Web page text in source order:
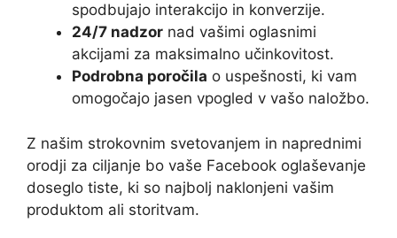
spodbujajo interakcijo in konverzije.
24/7 nadzor nad vašimi oglasnimi
akcijami za maksimalno učinkovitost.
Podrobna poročila o uspešnosti, ki vam
omogočajo jasen vpogled v vašo naložbo.
Z našim strokovnim svetovanjem in naprednimi
orodji za ciljanje bo vaše Facebook oglaševanje
doseglo tiste, ki so najbolj naklonjeni vašim
produktom ali storitvam.